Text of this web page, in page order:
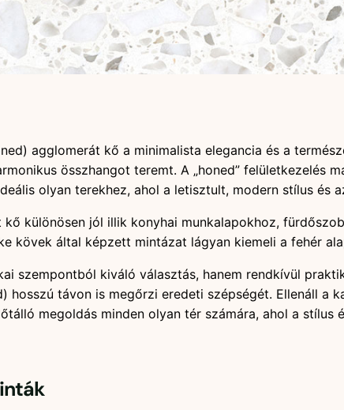
agglomerát kő a minimalista elegancia és a
összhangot teremt. A „honed”
olyan terekhez, ahol a letisztult, modern stílus és
kő különösen jól illik konyhai munkalapokhoz,
kövek által képzett mintázat lágyan kiemeli a fehér
szempontból kiváló választás, hanem rendkívül
hosszú távon is megőrzi eredeti szépségét. Ellenáll
megoldás minden olyan tér számára, ahol a stílus